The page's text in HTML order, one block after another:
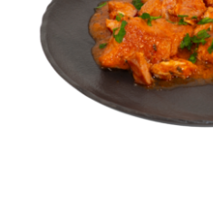
Tochitură
FEL